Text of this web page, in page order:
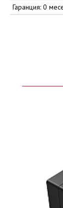
Гаранция: 0